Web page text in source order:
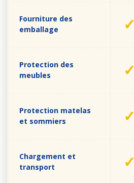
Fourniture des
emballage
✓
Protection des
meubles
✓
Protection matelas
et sommiers
✓
Chargement et
transport
✓